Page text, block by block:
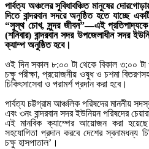
পার্বত্য অঞ্চলের সুবিধাবঞ্চিত মানুষের
দিতে বান্দরবান সদরে অনুষ্ঠিত হতে যাচ্ছে
“সুস্থ চোখ, সুন্দর জীবন”—এই
(শনিবার) বান্দরবান সদর উপজেলাধীন সদর
ক্যাম্প অনুষ্ঠিত হবে।
ওই দিন সকাল ৮:০০ টা থেকে বিকাল ৩:০০ টা
চক্ষু পরীক্ষা, প্রয়োজনীয় ওষুধ ও চশমা
চিকিৎসাসেবা ও পরামর্শ প্রদান করা হবে।
পার্বত্য চট্টগ্রাম আঞ্চলিক পরিষদের মাননীয়
এবং ৩নং বান্দরবান সদর ইউনিয়ন পরিষদের
এই মানবিক ক্যাম্পের আয়োজন করা
সহযোগিতা প্রদান করবে দেশের স্বনামধন্য
চক্ষু হাসপাতাল’।